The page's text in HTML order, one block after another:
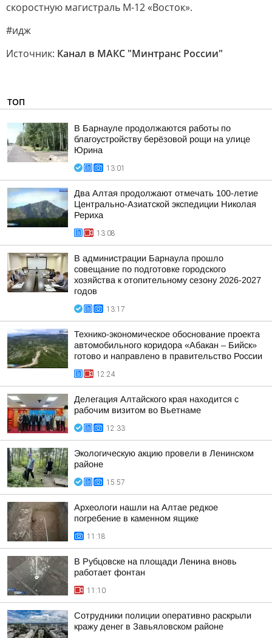
скоростную магистраль М-12 «Восток».
#идж
Источник: Канал в МАКС "Минтранс России"
ТОП
В Барнауле продолжаются работы по
благоустройству берёзовой рощи на улице
Юрина
13:01
Два Алтая продолжают отмечать 100-летие
Центрально-Азиатской экспедиции Николая
Рериха
13:08
В администрации Барнаула прошло
совещание по подготовке городского
хозяйства к отопительному сезону 2026-2027
годов
13:17
Технико-экономическое обоснование проекта
автомобильного коридора «Абакан – Бийск»
готово и направлено в правительство России
12:24
Делегация Алтайского края находится с
рабочим визитом во Вьетнаме
12:33
Экологическую акцию провели в Ленинском
районе
15:57
Археологи нашли на Алтае редкое
погребение в каменном ящике
11:18
В Рубцовске на площади Ленина вновь
работает фонтан
11:10
Сотрудники полиции оперативно раскрыли
кражу денег в Завьяловском районе